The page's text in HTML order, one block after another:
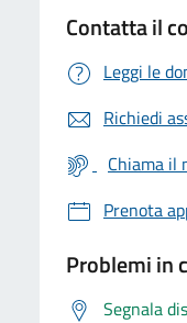
Contatta il
Leggi le
Richiedi
Chiama il
Prenota
Problemi in
Segnala